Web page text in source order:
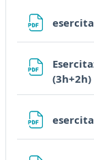
(3h+2h)